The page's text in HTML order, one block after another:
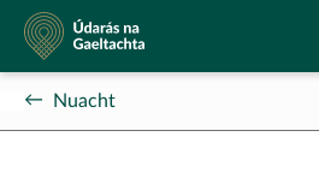
Údarás
na
Gaeltachta
Nuacht